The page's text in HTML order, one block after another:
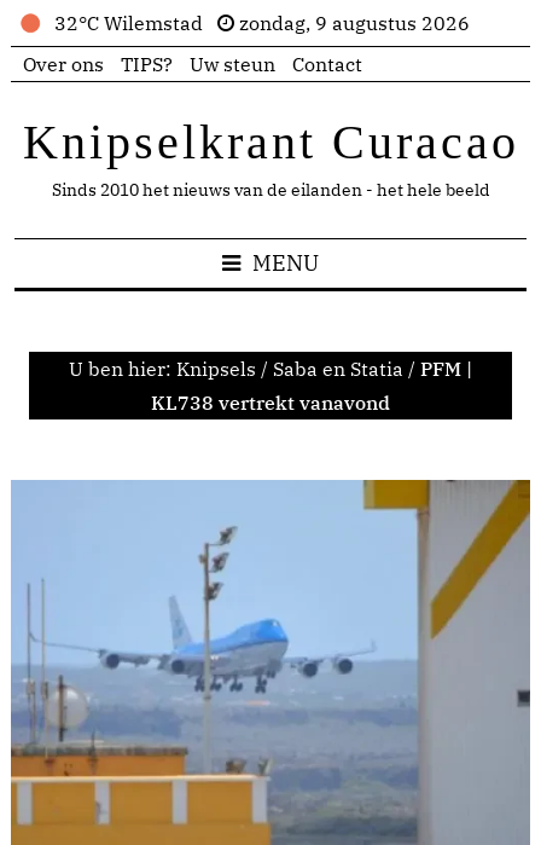
32°C Wilemstad
zondag, 9 augustus 2026
Over ons
TIPS? Uw steun Contact
Knipselkrant Curacao
Sinds 2010 het nieuws van de eilanden - het hele beeld
MENU
U ben hier: Knipsels / Saba en Statia / PFM |
KL738 vertrekt vanavond